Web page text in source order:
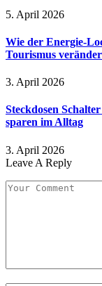
5. April 2026
Wie der Energie-
Tourismus
3. April 2026
Steckdosen
sparen im Alltag
3. April 2026
Leave A Reply